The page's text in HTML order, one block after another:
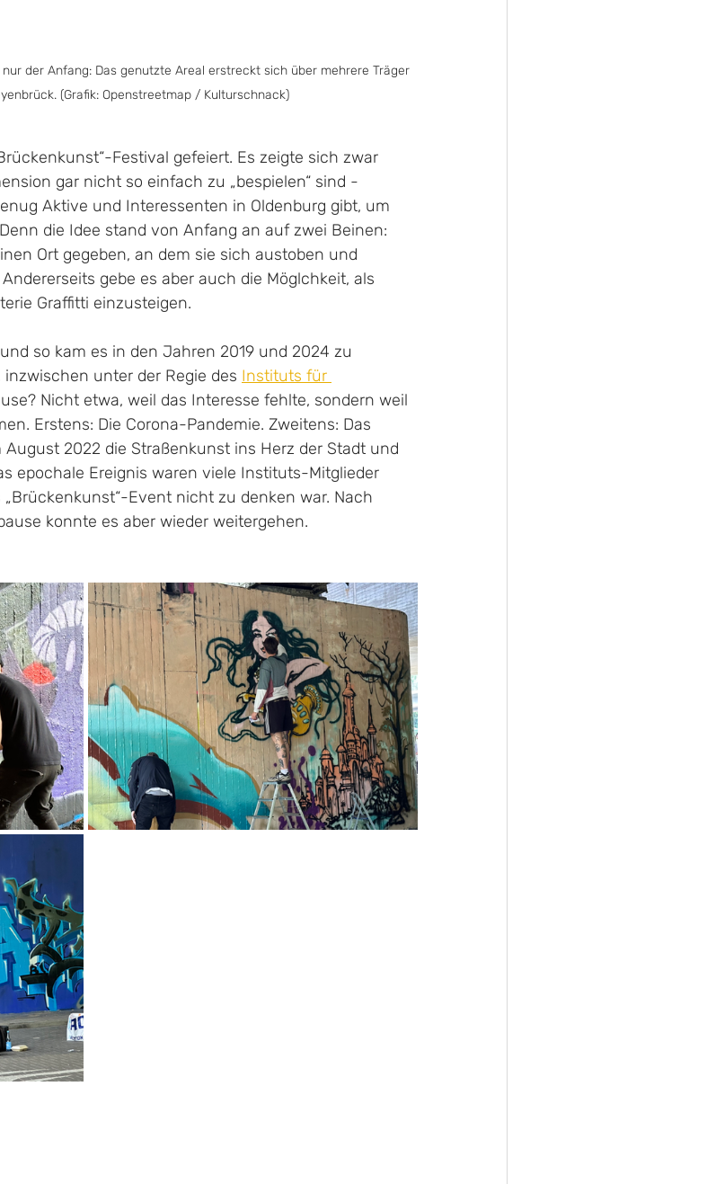
der Anfang: Das genutzte Areal erstreckt sich über mehrere Träger
(Grafik: Openstreetmap / Kulturschnack)
Festival gefeiert. Es zeigte sich zwar
gar nicht so einfach zu „bespielen“ sind -
Aktive und Interessenten in Oldenburg gibt, um
die Idee stand von Anfang an auf zwei Beinen:
Ort gegeben, an dem sie sich austoben und
gebe es aber auch die Möglchkeit, als
Graffitti einzusteigen.
so kam es in den Jahren 2019 und 2024 zu
unter der Regie des Instituts für
Nicht etwa, weil das Interesse fehlte, sondern weil
Erstens: Die Corona-Pandemie. Zweitens: Das
August 2022 die Straßenkunst ins Herz der Stadt und
epochale Ereignis waren viele Instituts-Mitglieder
Event nicht zu denken war. Nach
konnte es aber wieder weitergehen.